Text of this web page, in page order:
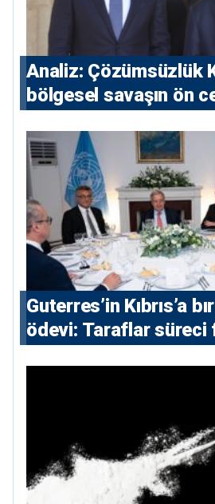
Analiz: Çözümsüzlük
bölgesel savaşın ön
Guterres’in Kıbrıs’a
ödevi: Taraflar süreci